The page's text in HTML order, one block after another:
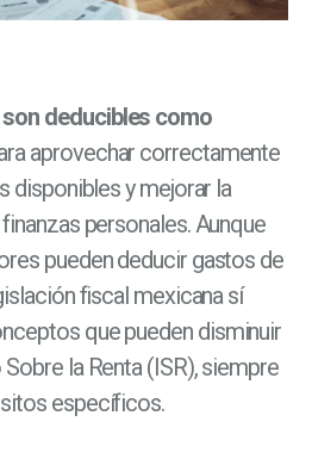
deducibles como
aprovechar correctamente
disponibles y mejorar la
personales. Aunque
pueden deducir gastos de
fiscal mexicana sí
que pueden disminuir
la Renta (ISR), siempre
específicos.